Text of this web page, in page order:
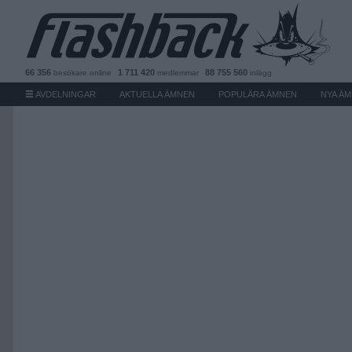
66 356 besökare online 1 711 420 medlemmar 88 755 560 inlägg
AVDELNINGAR AKTUELLA ÄMNEN POPULÄRA ÄMNEN NYA